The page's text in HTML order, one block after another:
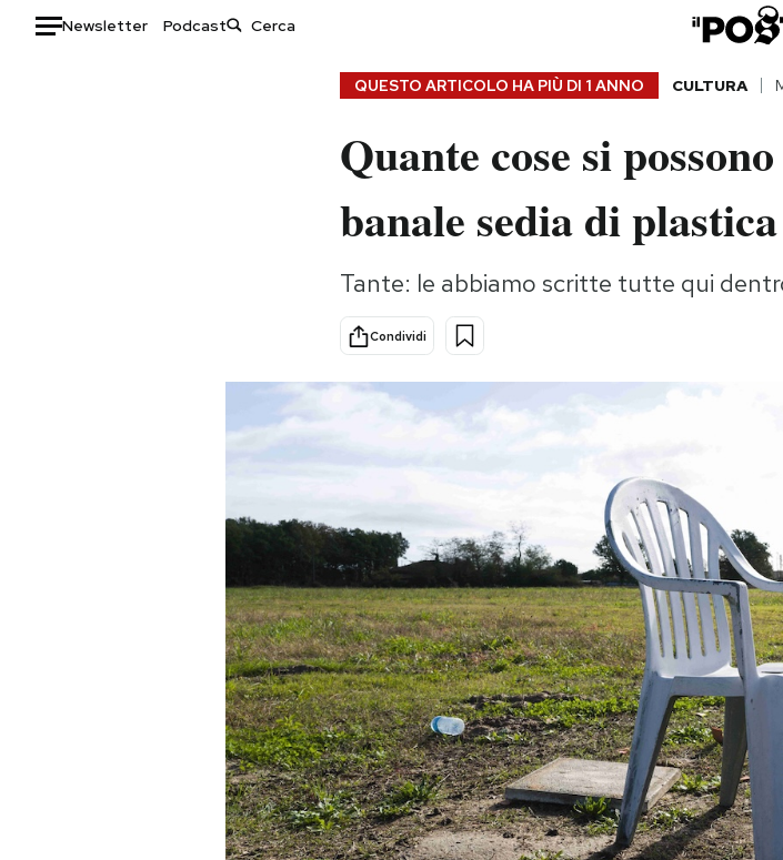
Newsletter Podcast
Storie/Idee
Ok Boomer!
Europa
Mondiali calcio 2026
QUESTO ARTICOLO HA PIÙ DI 1 ANNO CULTURA
Quante cose si
banale sedia di plastica
Tante: le abbiamo scritte tutte qui
Condividi